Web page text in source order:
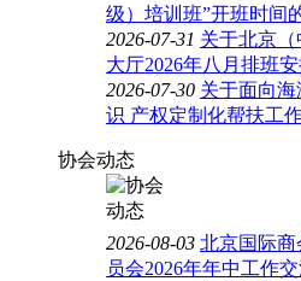
级）培训班”开班时间
2026-07-31 关于北京
大厅2026年八月排班
2026-07-30 关于面向海
识 产权定制化帮扶工
协会动态
2026-08-03 北京国际
员会2026年年中工作